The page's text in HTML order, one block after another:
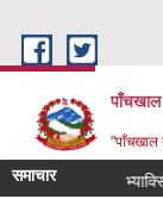
पाँचखाल
"पाँचखाल
समाचार
सूचना